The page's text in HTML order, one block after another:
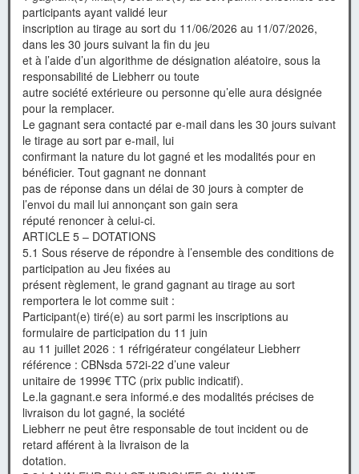
participants ayant validé leur
inscription au tirage au sort du 11/06/2026 au 11/07/2026,
dans les 30 jours suivant la fin du jeu
et à l’aide d’un algorithme de désignation aléatoire, sous la
responsabilité de Liebherr ou toute
autre société extérieure ou personne qu’elle aura désignée
pour la remplacer.
Le gagnant sera contacté par e-mail dans les 30 jours suivant
le tirage au sort par e-mail, lui
confirmant la nature du lot gagné et les modalités pour en
bénéficier. Tout gagnant ne donnant
pas de réponse dans un délai de 30 jours à compter de
l’envoi du mail lui annonçant son gain sera
réputé renoncer à celui-ci.
ARTICLE 5 – DOTATIONS
5.1 Sous réserve de répondre à l’ensemble des conditions de
participation au Jeu fixées au
présent règlement, le grand gagnant au tirage au sort
remportera le lot comme suit :
Participant(e) tiré(e) au sort parmi les inscriptions au
formulaire de participation du 11 juin
au 11 juillet 2026 : 1 réfrigérateur congélateur Liebherr
référence : CBNsda 572i-22 d’une valeur
unitaire de 1999€ TTC (prix public indicatif).
Le.la gagnant.e sera informé.e des modalités précises de
livraison du lot gagné, la société
Liebherr ne peut être responsable de tout incident ou de
retard afférent à la livraison de la
dotation.